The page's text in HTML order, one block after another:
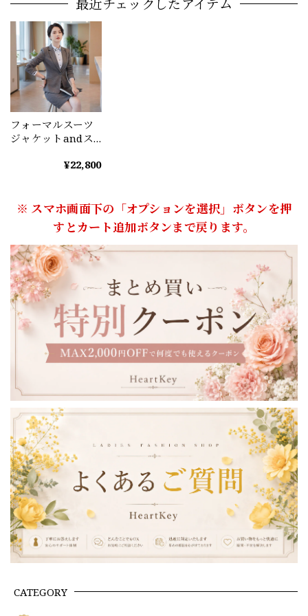
CATEGORY
最近チェックしたアイテム
フォーマルスーツ
ジャケットandス
セット（2color）
¥22,800
※ スマホ画面下の「オプションを選択」ボタンを押
すとカート追加ボタンまで戻ります。